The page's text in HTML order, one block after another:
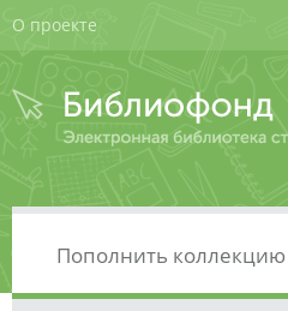
О проекте
Пополнить коллекцию